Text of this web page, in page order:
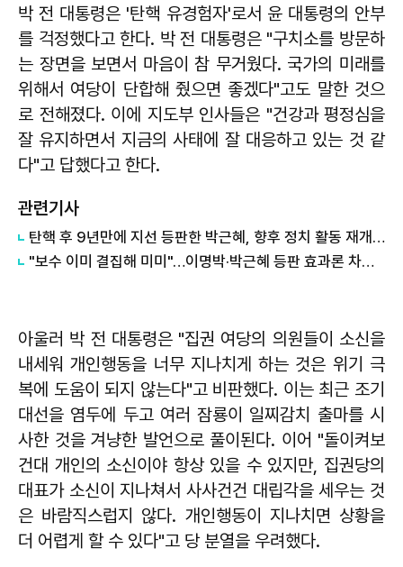
박 전 대통령은 '탄핵 유경험자'로서 윤 대통령의 안부
를 걱정했다고 한다. 박 전 대통령은 "구치소를 방문하
는 장면을 보면서 마음이 참 무거웠다. 국가의 미래를
위해서 여당이 단합해 줬으면 좋겠다"고도 말한 것으
로 전해졌다. 이에 지도부 인사들은 "건강과 평정심을
잘 유지하면서 지금의 사태에 잘 대응하고 있는 것 같
다"고 답했다고 한다.
관련기사
탄핵 후 9년만에 지선 등판한 박근혜, 향후 정치 활동 재개하나
"보수 이미 결집해 미미"…이명박·박근혜 등판 효과론 차단 나선 與
아울러 박 전 대통령은 "집권 여당의 의원들이 소신을
내세워 개인행동을 너무 지나치게 하는 것은 위기 극
복에 도움이 되지 않는다"고 비판했다. 이는 최근 조기
대선을 염두에 두고 여러 잠룡이 일찌감치 출마를 시
사한 것을 겨냥한 발언으로 풀이된다. 이어 "돌이켜보
건대 개인의 소신이야 항상 있을 수 있지만, 집권당의
대표가 소신이 지나쳐서 사사건건 대립각을 세우는 것
은 바람직스럽지 않다. 개인행동이 지나치면 상황을
더 어렵게 할 수 있다"고 당 분열을 우려했다.